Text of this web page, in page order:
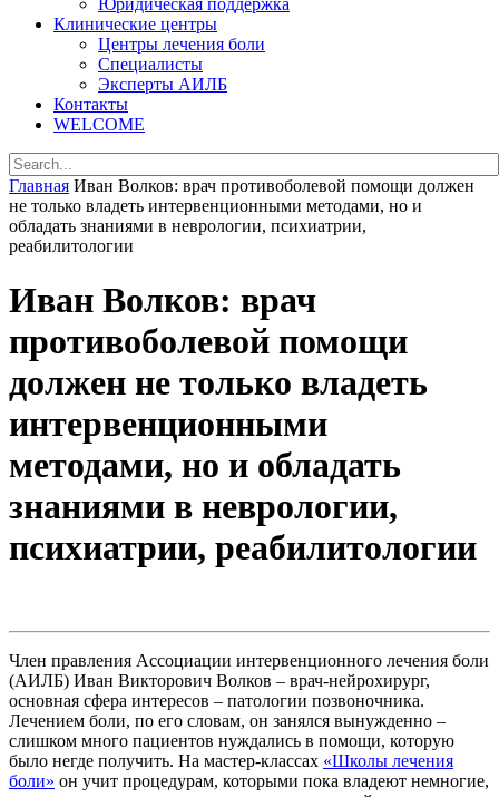
Клинические центры
Центры лечения боли
Специалисты
Эксперты АИЛБ
Контакты
WELCOME
Главная Иван Волков: врач противоболевой помощи должен
не только владеть интервенционными методами, но и
обладать знаниями в неврологии, психиатрии,
реабилитологии
Иван Волков: врач
противоболевой помощи
должен не только владеть
интервенционными
методами, но и обладать
знаниями в неврологии,
психиатрии, реабилитологии
Член правления Ассоциации интервенционного лечения боли
(АИЛБ) Иван Викторович Волков – врач-нейрохирург,
основная сфера интересов – патологии позвоночника.
Лечением боли, по его словам, он занялся вынужденно –
слишком много пациентов нуждались в помощи, которую
было негде получить. На мастер-классах «Школы лечения
боли» он учит процедурам, которыми пока владеют немногие,